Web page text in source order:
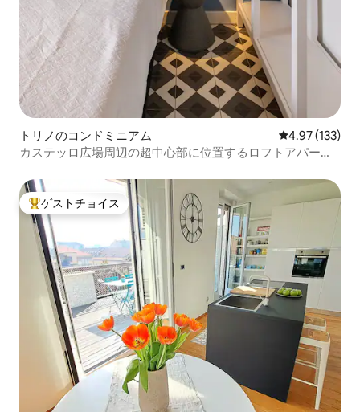
トリノのコンドミニアム レビュー133
4.97 (133)
カステッロ広場周辺の超中心部に位置するロフトアパート
大好評のゲストチョイスです。
ゲストチョイス